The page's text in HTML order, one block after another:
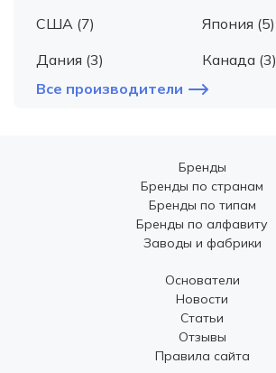
США (7)
Япония (5)
Дания (3)
Канада (3)
Все производители
Бренды
Бренды по странам
Бренды по типам
Бренды по алфавиту
Заводы и фабрики
Основатели
Новости
Статьи
Отзывы
Правила сайта